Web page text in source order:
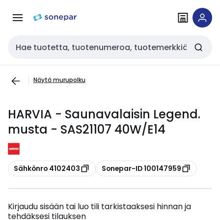
navigointiinsisältöön
Haku
Näytä murupolku
HARVIA - Saunavalaisin Legend.
musta - SAS21107 40W/E14
Kopioi
Sähkönro 4102403 Kopioi
Sonepar-ID 100147959
Kirjaudu sisään tai luo tili tarkistaaksesi hinnan ja
tehdäksesi tilauksen